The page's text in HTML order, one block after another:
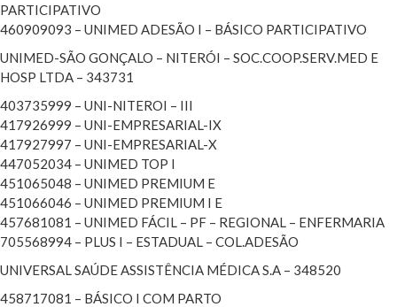
PARTICIPATIVO
460909093 – UNIMED ADESÃO I – BÁSICO PARTICIPATIVO
UNIMED-SÃO GONÇALO – NITERÓI – SOC.COOP.SERV.MED E
HOSP LTDA – 343731
403735999 – UNI-NITEROI – III
417926999 – UNI-EMPRESARIAL-IX
417927997 – UNI-EMPRESARIAL-X
447052034 – UNIMED TOP I
451065048 – UNIMED PREMIUM E
451066046 – UNIMED PREMIUM I E
457681081 – UNIMED FÁCIL – PF – REGIONAL – ENFERMARIA
705568994 – PLUS I – ESTADUAL – COL.ADESÃO
UNIVERSAL SAÚDE ASSISTÊNCIA MÉDICA S.A – 348520
458717081 – BÁSICO I COM PARTO